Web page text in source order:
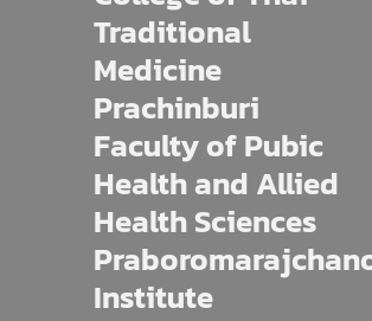
Traditional
Medicine
Prachinburi
Faculty of Pubic
Health and Allied
Health Sciences
Institute